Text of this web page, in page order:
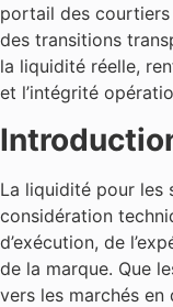
portail des
des transitions
la liquidité réelle,
et l’intégrité
La liquidité pour les
considération
d’exécution, de
de la marque. Que
vers les marchés en